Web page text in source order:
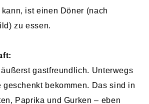
ist einen Döner (nach
zu essen.
gastfreundlich. Unterwegs
bekommen. Das sind in
Paprika und Gurken – eben